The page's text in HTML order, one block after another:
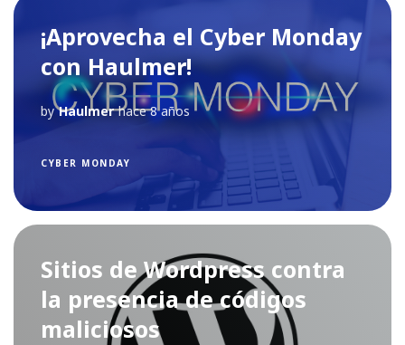
¡Aprovecha el Cyber Monday
con Haulmer!
by Haulmer hace 8 años
CYBER MONDAY
Sitios de Wordpress contra
la presencia de códigos
maliciosos